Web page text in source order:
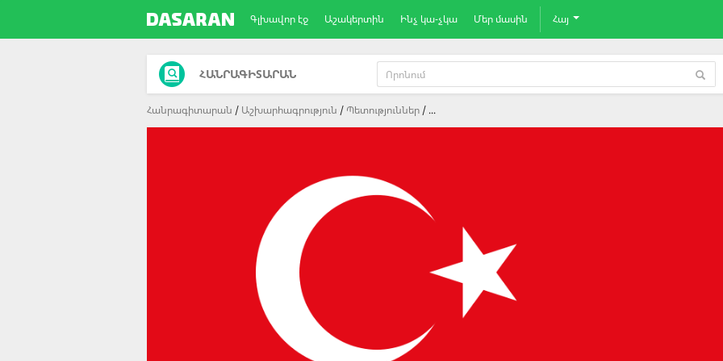
Գլխավոր էջ Աշակերտին Ինչ կա-չկա Մեր մասին Հայ
ՀԱՆՐԱԳԻՏԱՐԱՆ
Հանրագիտարան Աշխարհագրություն Պետություններ ...